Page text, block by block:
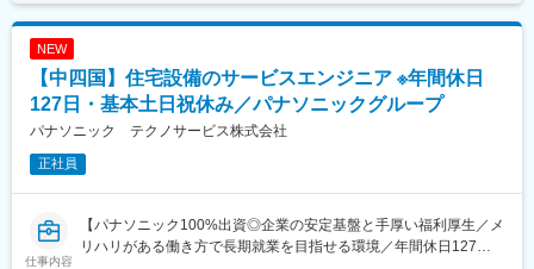
・1人当たりの担当件数：訪問修理は一日3～5件程です。訪問は
18時までを基本としています。
・直行直帰可能
※お客様対応は専門のフロントが対応いたしますので直接のやり取
りはほとんどございません。
NEW
【中四国】住宅設備のサービスエンジニア ※年間休日
127日・基本土日祝休み／パナソニックグループ
パナソニック テクノサービス株式会社
正社員
仕事内容
【パナソニック100%出資◎企業の安定基盤と手厚い福利厚生／メ
リハリがある働き方で長期就業を目指せる環境／年間休日127